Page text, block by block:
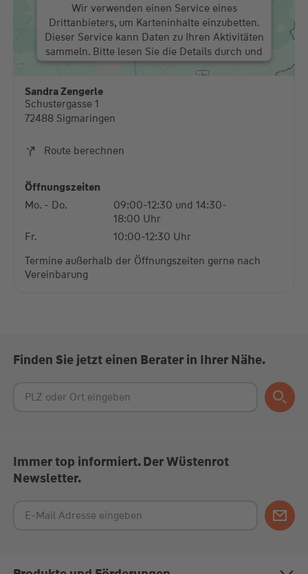
Wir verwenden einen Service eines
Drittanbieters, um Karteninhalte einzubetten.
Dieser Service kann Daten zu Ihren Aktivitäten
sammeln. Bitte lesen Sie die Details durch und
stimmen Sie der Nutzung des Service zu, um
diese Karte anzuzeigen.
Sandra Zengerle
Schustergasse 1
72488 Sigmaringen
Route berechnen
Öffnungszeiten
Mo. - Do.
09:00-12:30 und 14:30-
18:00 Uhr
Fr.
10:00-12:30 Uhr
Termine außerhalb der Öffnungszeiten gerne nach
Vereinbarung
Finden Sie jetzt einen Berater in Ihrer Nähe.
Immer top informiert. Der Wüstenrot
Newsletter.